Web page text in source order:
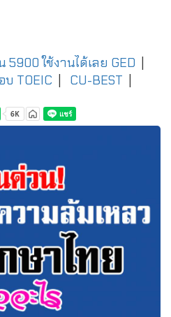
5900 ใช้งานได้เลย GED
บ TOEIC CU-BEST